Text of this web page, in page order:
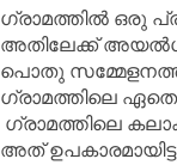
ഗ്രാമത്തില്‍ ഒരു
അതിലേക്ക്
പൊതു
ഗ്രാമത്തിലെ
ഗ്രാമത്തിലെ
അത്